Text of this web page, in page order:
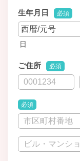
生年月日 必須
日
ご住所 必須
必須